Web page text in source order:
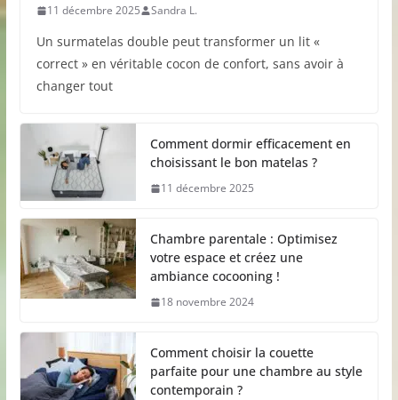
11 décembre 2025 Sandra L.
Un surmatelas double peut transformer un lit «
correct » en véritable cocon de confort, sans avoir à
changer tout
Comment dormir efficacement en
choisissant le bon matelas ?
11 décembre 2025
Chambre parentale : Optimisez
votre espace et créez une
ambiance cocooning !
18 novembre 2024
Comment choisir la couette
parfaite pour une chambre au style
contemporain ?